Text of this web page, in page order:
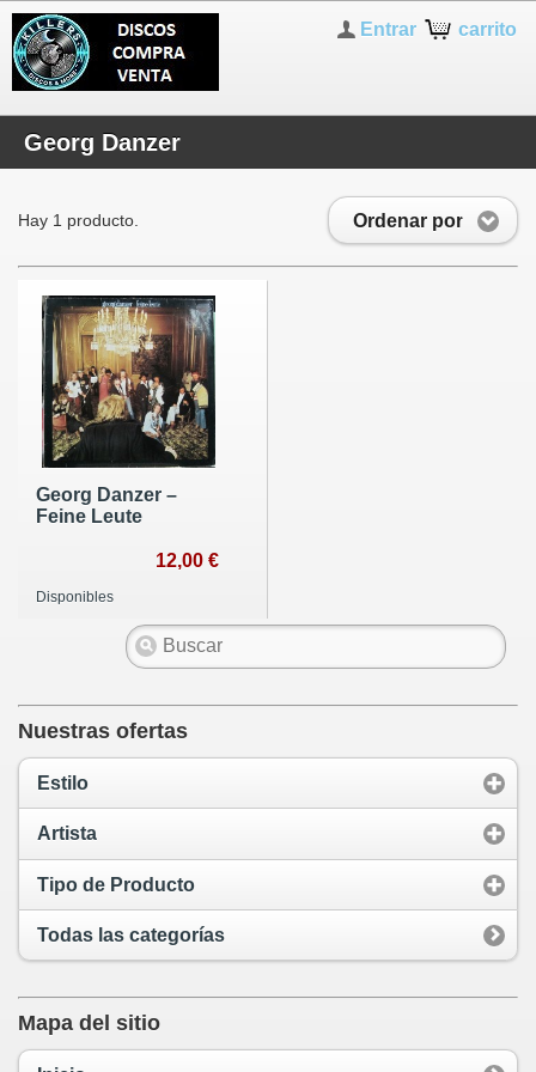
carrito
Entrar
Georg Danzer
Ordenar por
Hay 1 producto.
Georg Danzer ‎–
Feine Leute
12,00 €
Disponibles
Nuestras ofertas
Estilo
Artista
Tipo de Producto
Todas las categorías
Mapa del sitio